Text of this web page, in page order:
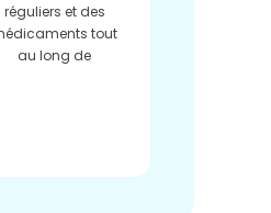
réguliers et des
tout
au long de